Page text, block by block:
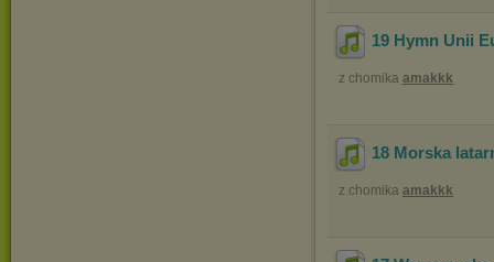
19 Hymn Unii
z chomika amakkk
18 Morska
z chomika amakkk